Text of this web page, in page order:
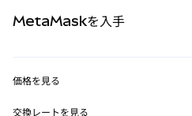
RWA
MetaMaskを入手
価格を見る
交換レートを見る